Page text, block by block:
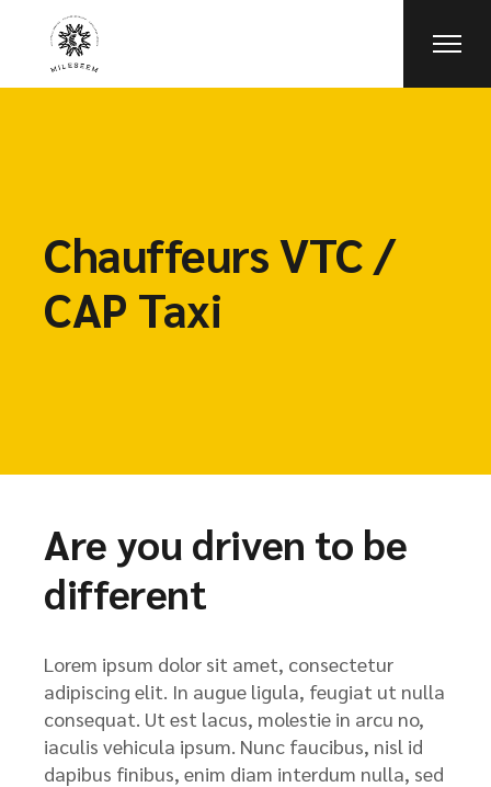
Chauffeurs VTC /
CAP Taxi
Are you driven to be
different
Lorem ipsum dolor sit amet, consectetur
adipiscing elit. In augue ligula, feugiat ut nulla
consequat. Ut est lacus, molestie in arcu no,
iaculis vehicula ipsum. Nunc faucibus, nisl id
dapibus finibus, enim diam interdum nulla, sed